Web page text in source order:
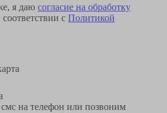
я даю согласие на обработку
соответствии с Политикой
на телефон или позвоним